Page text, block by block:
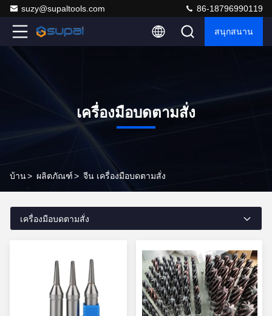
suzy@supaltools.com 86-18796990119
สนุกสนาน
เครื่องมือบดตามสั่ง
บ้าน> ผลิตภัณฑ์> จีน เครื่องมือบดตามสั่ง
เครื่องมือบดตามสั่ง